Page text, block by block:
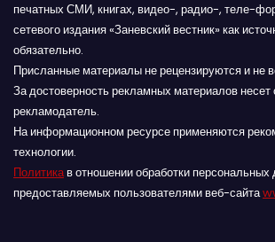
печатных СМИ, книгах, видео-, радио-, теле-
сетевого издания «Заневский вестник» как
обязательно.
Присланные материалы не рецензируются и не
За достоверность рекламных материалов несет
рекламодатель.
На информационном ресурсе применяются
технологии.
Политикав отношении обработки персональных
предоставляемых пользователями веб-сайта